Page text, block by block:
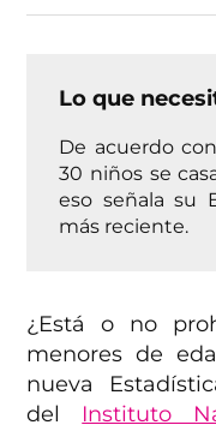
Lo que
De acuerdo
30 niños se
eso señala su
más reciente.
¿Está o no
menores de
nueva
del Instituto